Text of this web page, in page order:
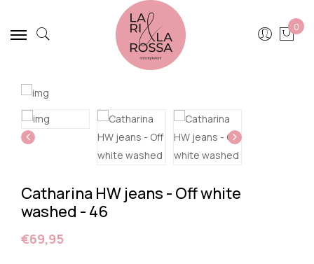
0
Catharina HW jeans - Off white
washed - 46
€69,95